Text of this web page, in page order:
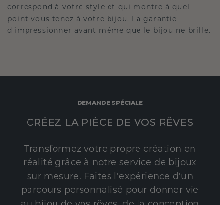
correspond à votre style et qui montre à quel
point vous tenez à votre bijou. La garantie
d'impressionner avant même que le bijou ne brille.
DEMANDE SPÉCIALE
CRÉEZ LA PIÈCE DE VOS RÊVES
Transformez votre propre création en
réalité grâce à notre service de bijoux
sur mesure. Faites l'expérience d'un
parcours personnalisé pour donner vie